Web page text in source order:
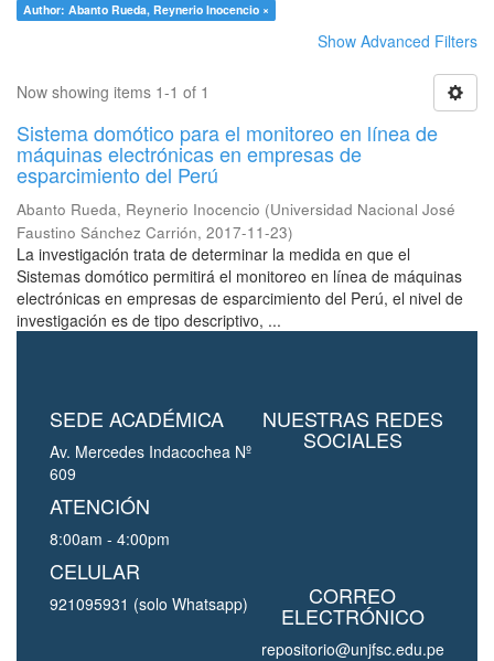
Author: Abanto Rueda, Reynerio Inocencio ×
Show Advanced Filters
Now showing items 1-1 of 1
Sistema domótico para el monitoreo en línea de
máquinas electrónicas en empresas de
esparcimiento del Perú
Abanto Rueda, Reynerio Inocencio (Universidad Nacional José
Faustino Sánchez Carrión, 2017-11-23)
La investigación trata de determinar la medida en que el
Sistemas domótico permitirá el monitoreo en línea de máquinas
electrónicas en empresas de esparcimiento del Perú, el nivel de
investigación es de tipo descriptivo, ...
SEDE ACADÉMICA
Av. Mercedes Indacochea Nº
609
ATENCIÓN
8:00am - 4:00pm
CELULAR
921095931 (solo Whatsapp)
NUESTRAS REDES
SOCIALES
CORREO
ELECTRÓNICO
repositorio@unjfsc.edu.pe